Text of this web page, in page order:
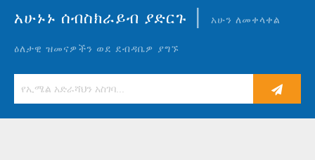
አሁኑኑ ሰብስክራይብ ያድርጉ | አሁን ለመቀላቀል
ዕለታዊ ዝመናዎችን ወደ ደብዳቤዎ ያግኙ